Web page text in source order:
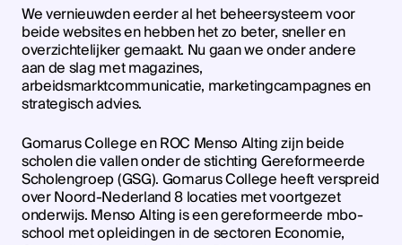
We vernieuwden eerder al het beheersysteem voor
beide websites en hebben het zo beter, sneller en
overzichtelijker gemaakt. Nu gaan we onder andere
aan de slag met magazines,
arbeidsmarktcommunicatie, marketingcampagnes en
strategisch advies.
Gomarus College en ROC Menso Alting zijn beide
scholen die vallen onder de stichting Gereformeerde
Scholengroep (GSG). Gomarus College heeft verspreid
over Noord-Nederland 8 locaties met voortgezet
onderwijs. Menso Alting is een gereformeerde mbo-
school met opleidingen in de sectoren Economie,